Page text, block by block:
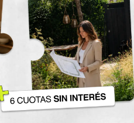
Carrera de Diseño de
y Paisajismo
Carrera en Diseño de
Carrera en Interiorismo UTN
Carrera de Organización y
de Eventos UTN